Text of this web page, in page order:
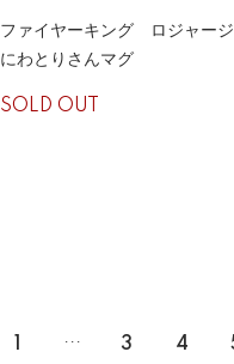
ファイヤーキング ロジャージ
にわとりさんマグ
SOLD OUT
... 3 4